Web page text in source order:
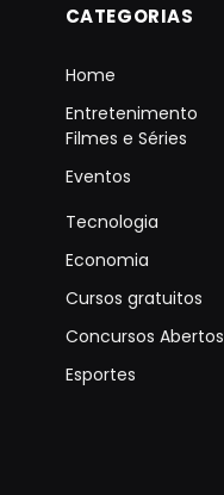
CATEGORIAS
Home
Entretenimento
Filmes e Séries
Eventos
Tecnologia
Economia
Cursos gratuitos
Concursos Abertos
Esportes